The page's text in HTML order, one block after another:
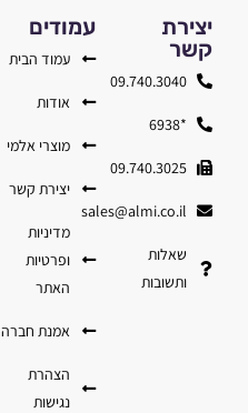
עמודים
עמוד הבית
אודות
מוצרי אלמי
יצירת קשר
מדיניות
ופרטיות
האתר
אמנת חברה
הצהרת
נגישות
יצירת
קשר
09.740.3040
*6938
09.740.3025
sales@almi.co.il
שאלות
ותשובות